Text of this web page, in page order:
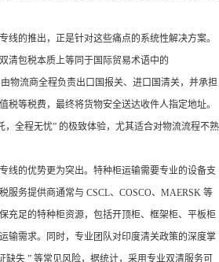
线的推出，正是针对这些痛点的系统性解决方案。
清包税本质上等同于国际贸易术语中的
由物流商全程负责出口国报关、进口国清关，并承担
税等税费，最终将货物安全送达收件人指定地址。
，全程无忧” 的极致体验，尤其适合对物流流程不熟
线的优势更为突出。特种柜运输需要专业的设备支
服务提供商通常与 CSCL、COSCO、MAERSK 等
充足的特种柜资源，包括开顶柜、框架柜、平板柜
输需求。同时，专业团队对印度清关政策的深度掌
缺失 ” 等常见风险，据统计，采用专业双清服务可